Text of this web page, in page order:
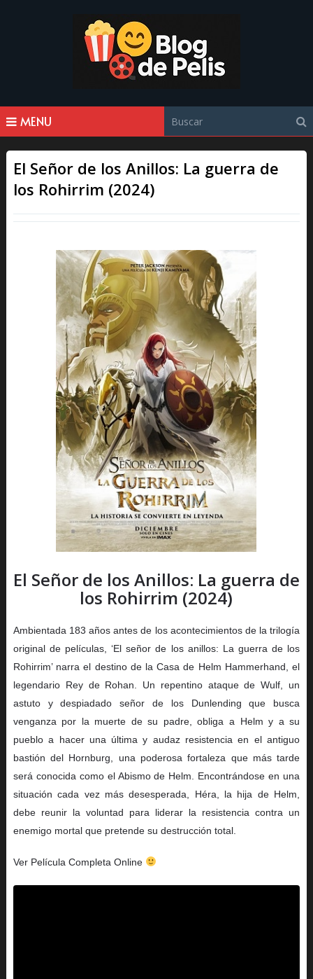
MENU
El Señor de los Anillos: La guerra de
los Rohirrim (2024)
El Señor de los Anillos: La guerra de
los Rohirrim (2024)
Ambientada 183 años antes de los acontecimientos de la trilogía
original de películas, ‘El señor de los anillos: La guerra de los
Rohirrim’ narra el destino de la Casa de Helm Hammerhand, el
legendario Rey de Rohan. Un repentino ataque de Wulf, un
astuto y despiadado señor de los Dunlending que busca
venganza por la muerte de su padre, obliga a Helm y a su
pueblo a hacer una última y audaz resistencia en el antiguo
bastión del Hornburg, una poderosa fortaleza que más tarde
será conocida como el Abismo de Helm. Encontrándose en una
situación cada vez más desesperada, Héra, la hija de Helm,
debe reunir la voluntad para liderar la resistencia contra un
enemigo mortal que pretende su destrucción total.
Ver Película Completa Online